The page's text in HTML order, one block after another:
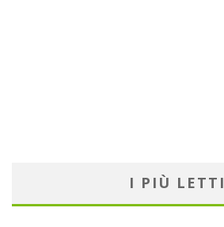
I PIÙ LETTI